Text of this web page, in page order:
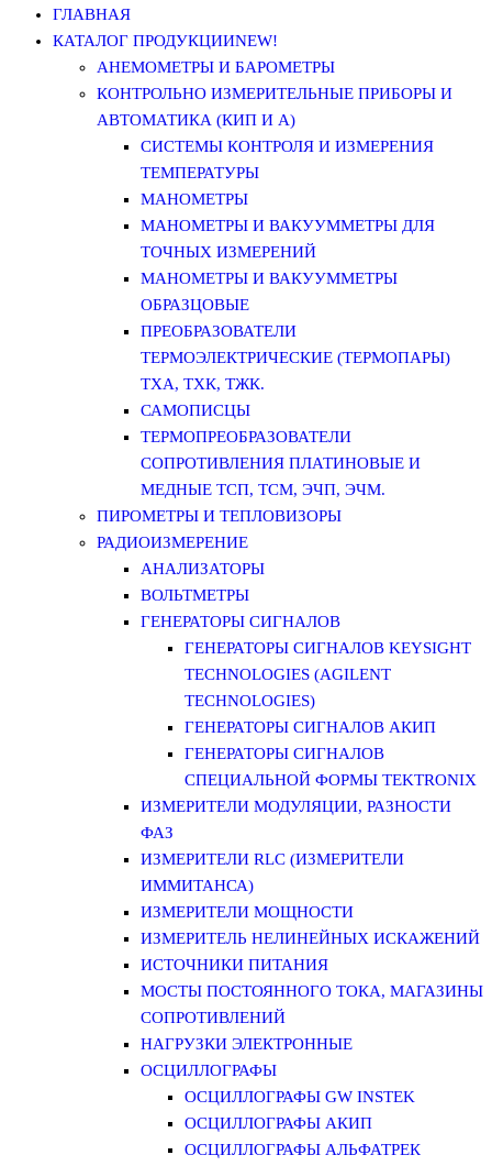
ГЛАВНАЯ
КАТАЛОГ ПРОДУКЦИИNEW!
АНЕМОМЕТРЫ И БАРОМЕТРЫ
КОНТРОЛЬНО ИЗМЕРИТЕЛЬНЫЕ ПРИБОРЫ И
АВТОМАТИКА (КИП И А)
СИСТЕМЫ КОНТРОЛЯ И ИЗМЕРЕНИЯ
ТЕМПЕРАТУРЫ
МАНОМЕТРЫ
МАНОМЕТРЫ И ВАКУУММЕТРЫ ДЛЯ
ТОЧНЫХ ИЗМЕРЕНИЙ
МАНОМЕТРЫ И ВАКУУММЕТРЫ
ОБРАЗЦОВЫЕ
ПРЕОБРАЗОВАТЕЛИ
ТЕРМОЭЛЕКТРИЧЕСКИЕ (ТЕРМОПАРЫ)
ТХА, ТХК, ТЖК.
САМОПИСЦЫ
ТЕРМОПРЕОБРАЗОВАТЕЛИ
СОПРОТИВЛЕНИЯ ПЛАТИНОВЫЕ И
МЕДНЫЕ ТСП, ТСМ, ЭЧП, ЭЧМ.
ПИРОМЕТРЫ И ТЕПЛОВИЗОРЫ
РАДИОИЗМЕРЕНИЕ
АНАЛИЗАТОРЫ
ВОЛЬТМЕТРЫ
ГЕНЕРАТОРЫ СИГНАЛОВ
ГЕНЕРАТОРЫ СИГНАЛОВ KEYSIGHT
TECHNOLOGIES (AGILENT
TECHNOLOGIES)
ГЕНЕРАТОРЫ СИГНАЛОВ АКИП
ГЕНЕРАТОРЫ СИГНАЛОВ
СПЕЦИАЛЬНОЙ ФОРМЫ TEKTRONIX
ИЗМЕРИТЕЛИ МОДУЛЯЦИИ, РАЗНОСТИ
ФАЗ
ИЗМЕРИТЕЛИ RLC (ИЗМЕРИТЕЛИ
ИММИТАНСА)
ИЗМЕРИТЕЛИ МОЩНОСТИ
ИЗМЕРИТЕЛЬ НЕЛИНЕЙНЫХ ИСКАЖЕНИЙ
ИСТОЧНИКИ ПИТАНИЯ
МОСТЫ ПОСТОЯННОГО ТОКА, МАГАЗИНЫ
СОПРОТИВЛЕНИЙ
НАГРУЗКИ ЭЛЕКТРОННЫЕ
ОСЦИЛЛОГРАФЫ
ОСЦИЛЛОГРАФЫ GW INSTEK
ОСЦИЛЛОГРАФЫ АКИП
ОСЦИЛЛОГРАФЫ АЛЬФАТРЕК